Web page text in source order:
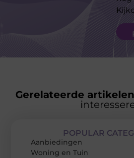
Gerelateerde artikelen
POPULAR
Aanbiedingen
Woning en Tuin